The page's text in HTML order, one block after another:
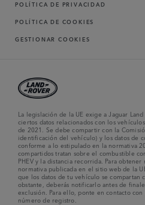
POLÍTICA DE PRIVACIDAD
POLÍTICA DE COOKIES
GESTIONAR COOKIES
La legislación de la UE exige a Jaguar
ciertos datos relacionados con los
de 2021. Se debe compartir con la
identificación del vehículo) y los datos de
conforme a lo estipulado en la normativa
compartidos tratan sobre el combustible
PHEV y la distancia recorrida. Para
normativa publicada en el sitio web de la
que los datos de tu vehículo se compartan
obstante, deberás notificarlo antes de
exclusión. Para ello, ponte en contacto
número de registro.